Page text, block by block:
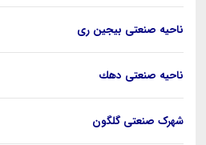
ناحیه صنعتی بيجين ری
ناحيه صنعتی دهك
شهرک صنعتی گلگون